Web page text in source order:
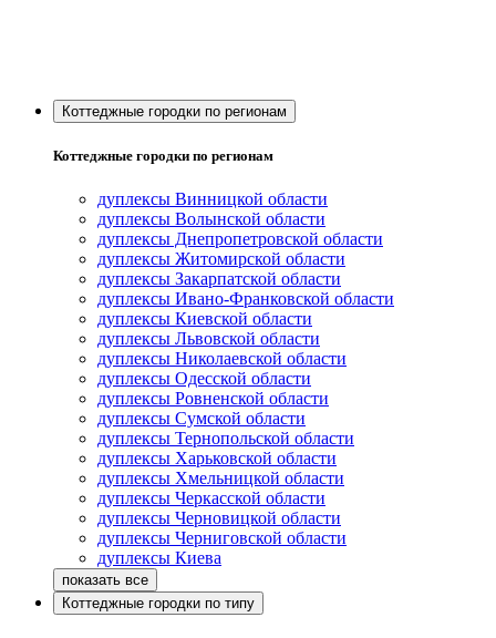
Коттеджные городки по регионам
Коттеджные городки по регионам
дуплексы Винницкой области
дуплексы Волынской области
дуплексы Днепропетровской области
дуплексы Житомирской области
дуплексы Закарпатской области
дуплексы Ивано-Франковской области
дуплексы Киевской области
дуплексы Львовской области
дуплексы Николаевской области
дуплексы Одесской области
дуплексы Ровненской области
дуплексы Сумской области
дуплексы Тернопольской области
дуплексы Харьковской области
дуплексы Хмельницкой области
дуплексы Черкасской области
дуплексы Черновицкой области
дуплексы Черниговской области
дуплексы Киева
Коттеджные городки по типу